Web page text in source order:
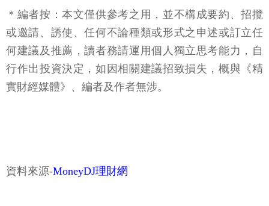
＊編者按：本文僅供參考之用，並不構成要約、招攬
或邀請、誘使、任何不論種類或形式之申述或訂立任
何建議及推薦，讀者務請運用個人獨立思考能力，自
行作出投資決定，如因相關建議招致損失，概與《精
實財經媒體》、編者及作者無涉。
資料來源-MoneyDJ理財網